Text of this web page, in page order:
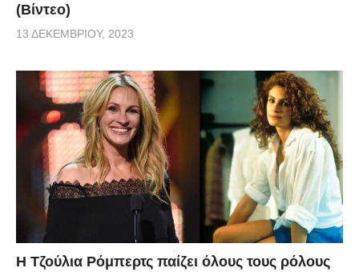
(Βίντεο)
13 ΔΕΚΕΜΒΡΊΟΥ, 2023
Η Τζούλια Ρόμπερτς παίζει όλους τους ρόλους